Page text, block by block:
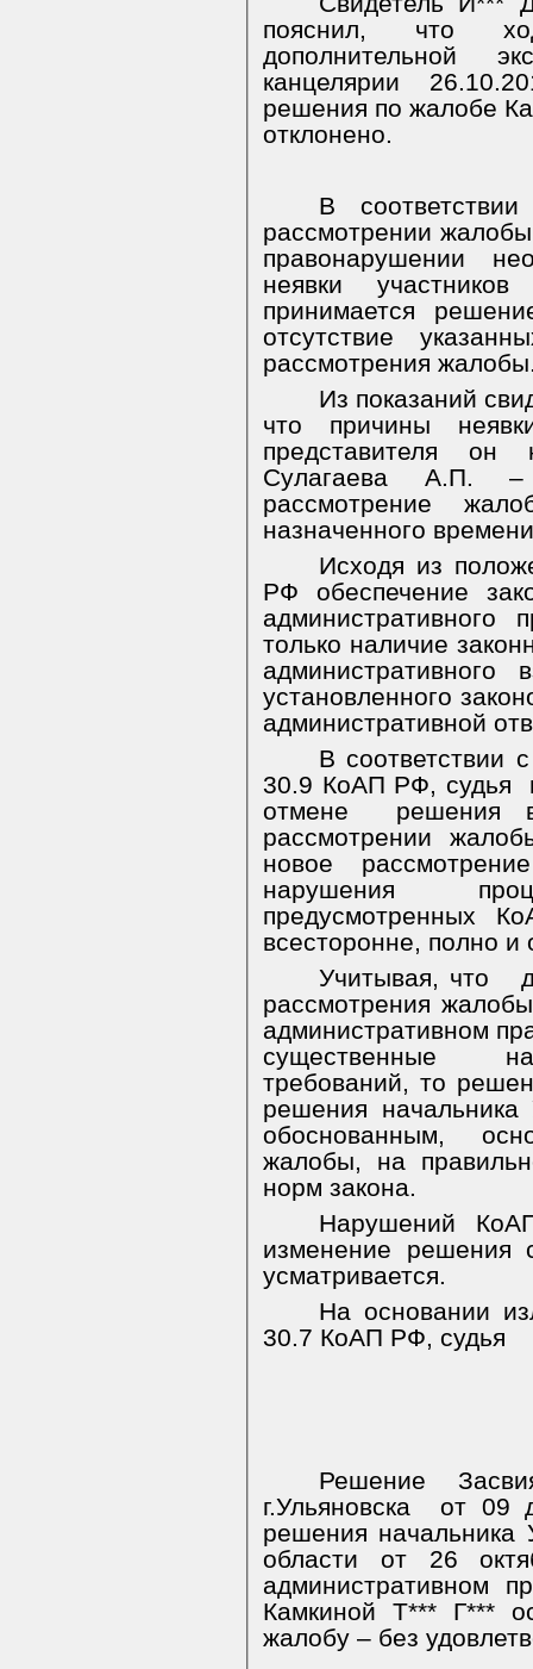
пояснил, что
дополнительной
канцелярии
решения по жалобе
отклонено.
В
рассмотрении
правонарушении
неявки
принимается
отсутствие
рассмотрения
Из показаний
что причины
представителя он
Сулагаева А.П.
рассмотрение
назначенного
Исходя из
РФ обеспечение
административного
только наличие
установленного
административной
В соответствии
30.9 КоАП РФ, судья
отмене
решения
рассмотрении
новое
нарушения
предусмотренных
всесторонне, полно и
Учитывая, что
рассмотрения
административном
существенные
требований, то
решения
обоснованным,
жалобы, на
норм закона.
Нарушений
изменение решения
усматривается.
На основании
30.7 КоАП РФ, судья
Решение
г.Ульяновска
от 09
решения
области от 26
административном
Камкиной Т*** Г***
жалобу – без